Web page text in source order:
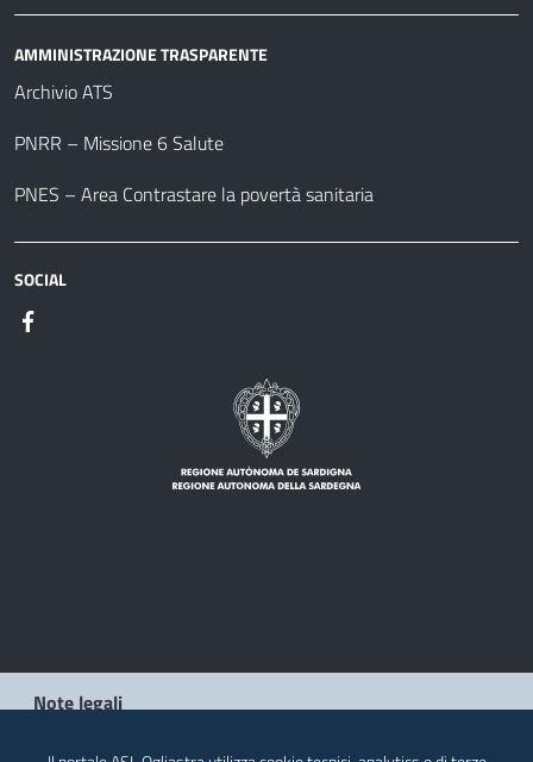
AMMINISTRAZIONE TRASPARENTE
Archivio ATS
PNRR – Missione 6 Salute
PNES – Area Contrastare la povertà sanitaria
SOCIAL
Note legali